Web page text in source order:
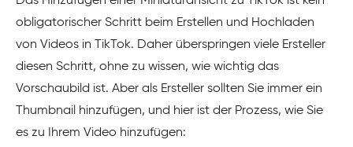
obligatorischer Schritt beim Erstellen und Hochladen
von Videos in TikTok. Daher überspringen viele Ersteller
diesen Schritt, ohne zu wissen, wie wichtig das
Vorschaubild ist. Aber als Ersteller sollten Sie immer ein
Thumbnail hinzufügen, und hier ist der Prozess, wie Sie
es zu Ihrem Video hinzufügen: